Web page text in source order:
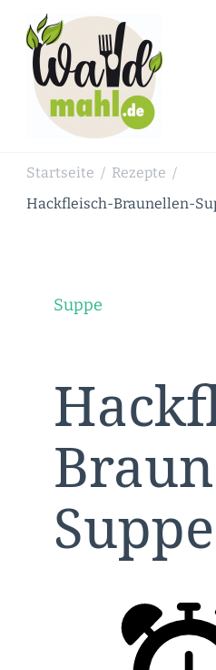
Startseite / Rezepte /
Hackfleisch-Braunellen-
Suppe
Suppe